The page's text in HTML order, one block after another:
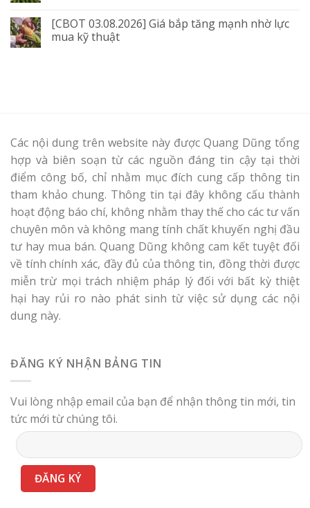
[CBOT 03.08.2026] Giá bắp tăng mạnh nhờ lực
mua kỹ thuật
Các nội dung trên website này được Quang Dũng tổng
hợp và biên soạn từ các nguồn đáng tin cậy tại thời
điểm công bố, chỉ nhằm mục đích cung cấp thông tin
tham khảo chung. Thông tin tại đây không cấu thành
hoạt động báo chí, không nhằm thay thế cho các tư vấn
chuyên môn và không mang tính chất khuyến nghị đầu
tư hay mua bán. Quang Dũng không cam kết tuyệt đối
về tính chính xác, đầy đủ của thông tin, đồng thời được
miễn trừ mọi trách nhiệm pháp lý đối với bất kỳ thiệt
hại hay rủi ro nào phát sinh từ việc sử dụng các nội
dung này.
ĐĂNG KÝ NHẬN BẢNG TIN
Vui lòng nhập email của bạn để nhận thông tin mới, tin
tức mới từ chúng tôi.